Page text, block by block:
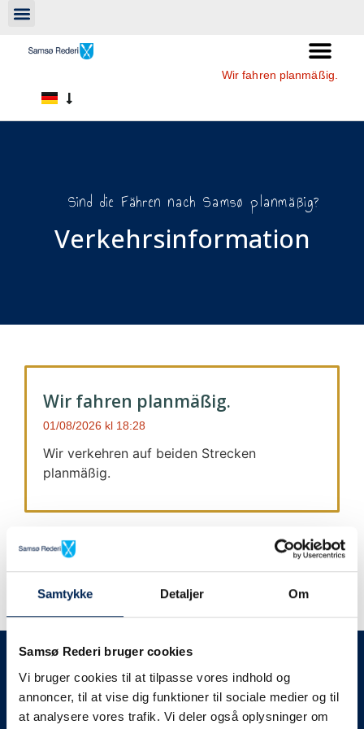
Samtykke Detaljer Om
Samsø Rederi bruger cookies
Vi bruger cookies til at tilpasse vores indhold og
annoncer, til at vise dig funktioner til sociale medier og til
at analysere vores trafik. Vi deler også oplysninger om
Wir fahren planmäßig.
Sind die Fähren nach Samsø planmäßig?
Verkehrsinformation​
Wir fahren planmäßig.
01/08/2026 18:28
Wir verkehren auf beiden Strecken
planmäßig.
Wir geben immer Bescheid
Wir werden Sie